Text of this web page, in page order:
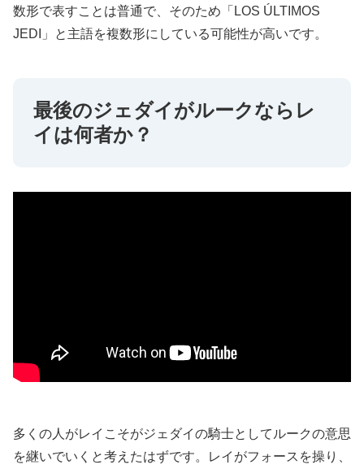
数形で表すことは普通で、そのため「LOS ÚLTIMOS
JEDI」と主語を複数形にしている可能性が高いです。
最後のジェダイがルークならレ
イは何者か？
多くの人がレイこそがジェダイの騎士としてルークの意思
を継いでいくと考えたはずです。レイがフォースを操り、